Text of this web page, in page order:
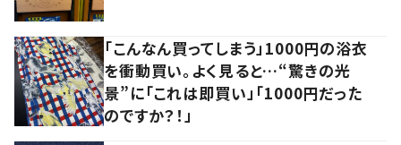
「こんなん買ってしまう」1000円の浴衣
を衝動買い。よく見ると…“驚きの光
景”に「これは即買い」「1000円だった
のですか？！」